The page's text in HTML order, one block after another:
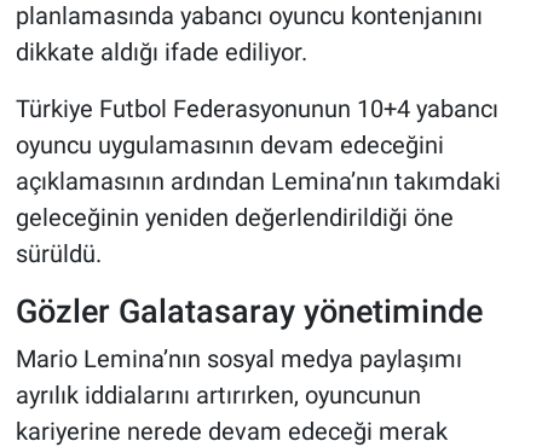
planlamasında yabancı oyuncu kontenjanını
dikkate aldığı ifade ediliyor.
Türkiye Futbol Federasyonunun 10+4 yabancı
oyuncu uygulamasının devam edeceğini
açıklamasının ardından Lemina’nın takımdaki
geleceğinin yeniden değerlendirildiği öne
sürüldü.
Gözler Galatasaray yönetiminde
Mario Lemina’nın sosyal medya paylaşımı
ayrılık iddialarını artırırken, oyuncunun
kariyerine nerede devam edeceği merak